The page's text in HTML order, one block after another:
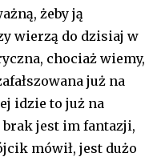
żeby ją
wierzą do dzisiaj w
chociaż wiemy,
już na
idzie to już na
jest im fantazji,
mówił, jest dużo